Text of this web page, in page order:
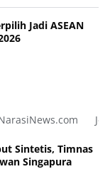
Jadi ASEAN
Sintetis, Timnas
Singapura